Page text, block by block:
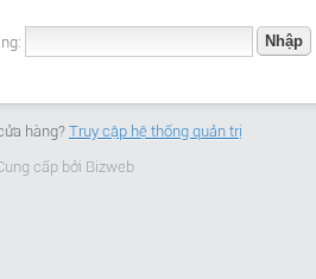
hàng?Truy cập hệ thống quản trị
cấp bởi Bizweb